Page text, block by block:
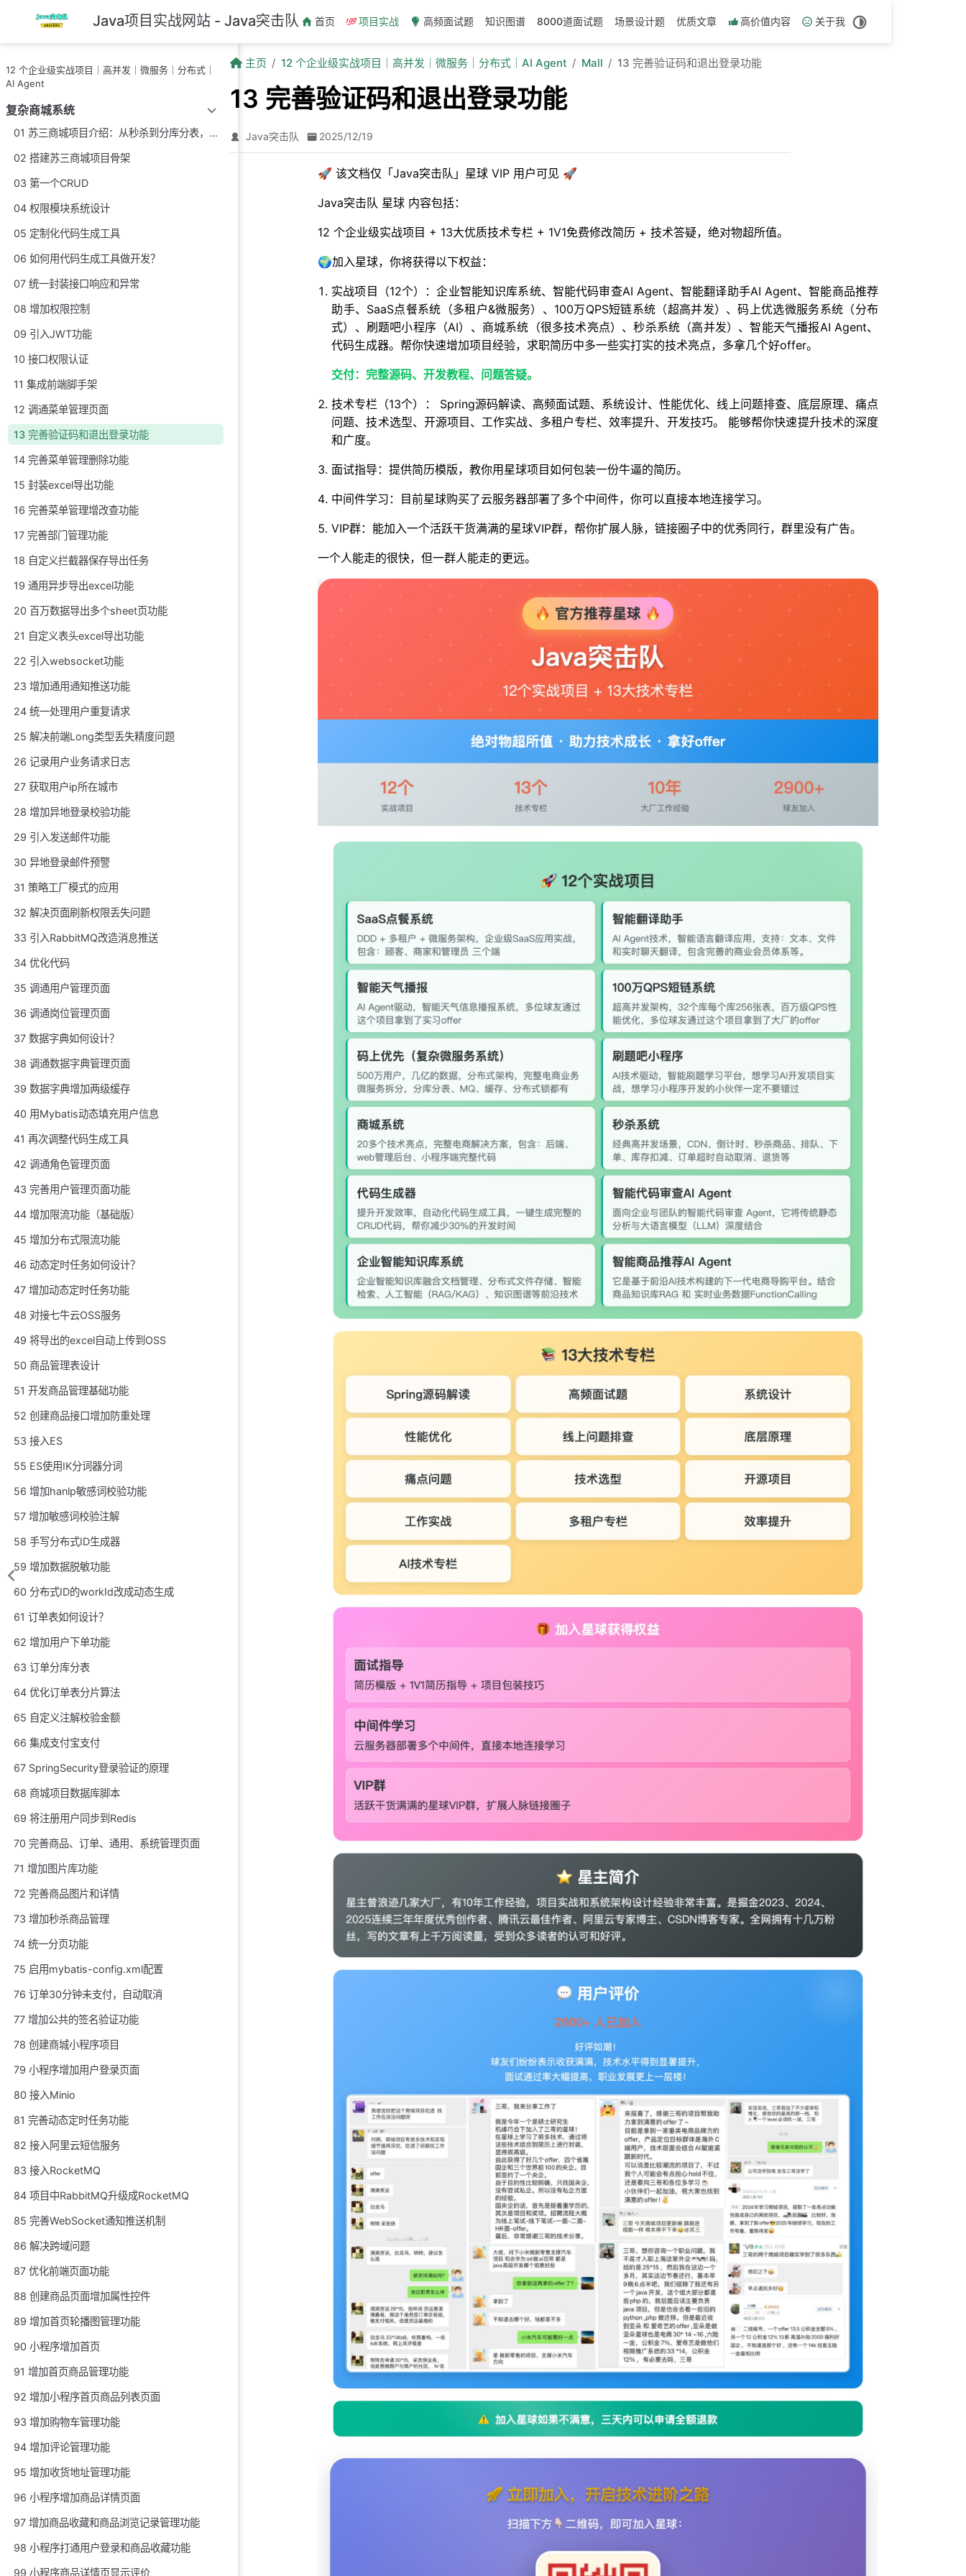
跳至主要內容 Java项目实战网站 - Java突击队 首页 项目实战 高频面试题 知识图谱 8000道面试题 场景设计题 优质文章 高价值内容 关于我
12 个企业级实战项目｜高并发｜微服务｜分布式｜
AI Agent
复杂商城系统
01 苏三商城项目介绍：从秒杀到分库分表，从可靠消息到可观测性的一体化工程实践
02 搭建苏三商城项目骨架
03 第一个CRUD
04 权限模块系统设计
05 定制化代码生成工具
06 如何用代码生成工具做开发？
07 统一封装接口响应和异常
08 增加权限控制
09 引入JWT功能
10 接口权限认证
11 集成前端脚手架
12 调通菜单管理页面
13 完善验证码和退出登录功能
14 完善菜单管理删除功能
15 封装excel导出功能
16 完善菜单管理增改查功能
17 完善部门管理功能
18 自定义拦截器保存导出任务
19 通用异步导出excel功能
20 百万数据导出多个sheet页功能
21 自定义表头excel导出功能
22 引入websocket功能
23 增加通用通知推送功能
24 统一处理用户重复请求
25 解决前端Long类型丢失精度问题
26 记录用户业务请求日志
27 获取用户ip所在城市
28 增加异地登录校验功能
29 引入发送邮件功能
30 异地登录邮件预警
31 策略工厂模式的应用
32 解决页面刷新权限丢失问题
33 引入RabbitMQ改造消息推送
34 优化代码
35 调通用户管理页面
36 调通岗位管理页面
37 数据字典如何设计？
38 调通数据字典管理页面
39 数据字典增加两级缓存
40 用Mybatis动态填充用户信息
41 再次调整代码生成工具
42 调通角色管理页面
43 完善用户管理页面功能
44 增加限流功能（基础版）
45 增加分布式限流功能
46 动态定时任务如何设计？
47 增加动态定时任务功能
48 对接七牛云OSS服务
49 将导出的excel自动上传到OSS
50 商品管理表设计
51 开发商品管理基础功能
52 创建商品接口增加防重处理
53 接入ES
55 ES使用IK分词器分词
56 增加hanlp敏感词校验功能
57 增加敏感词校验注解
58 手写分布式ID生成器
59 增加数据脱敏功能
60 分布式ID的workId改成动态生成
61 订单表如何设计？
62 增加用户下单功能
63 订单分库分表
64 优化订单表分片算法
65 自定义注解校验金额
66 集成支付宝支付
67 SpringSecurity登录验证的原理
68 商城项目数据库脚本
69 将注册用户同步到Redis
70 完善商品、订单、通用、系统管理页面
71 增加图片库功能
72 完善商品图片和详情
73 增加秒杀商品管理
74 统一分页功能
75 启用mybatis-config.xml配置
76 订单30分钟未支付，自动取消
77 增加公共的签名验证功能
78 创建商城小程序项目
79 小程序增加用户登录页面
80 接入Minio
81 完善动态定时任务功能
82 接入阿里云短信服务
83 接入RocketMQ
84 项目中RabbitMQ升级成RocketMQ
85 完善WebSocket通知推送机制
86 解决跨域问题
87 优化前端页面功能
88 创建商品页面增加属性控件
89 增加首页轮播图管理功能
90 小程序增加首页
91 增加首页商品管理功能
92 增加小程序首页商品列表页面
93 增加购物车管理功能
94 增加评论管理功能
95 增加收货地址管理功能
96 小程序增加商品详情页面
97 增加商品收藏和商品浏览记录管理功能
98 小程序打通用户登录和商品收藏功能
99 小程序商品详情页显示评价
主页 12 个企业级实战项目｜高并发｜微服务｜分布式｜AI Agent Mall 13 完善验证码和退出登录功能
13 完善验证码和退出登录功能
Java突击队 2025/12/19
🚀 该文档仅「Java突击队」星球 VIP 用户可见 🚀
Java突击队 星球 内容包括：
12 个企业级实战项目 + 13大优质技术专栏 + 1V1免费修改简历 + 技术答疑，绝对物超所值。
🌍加入星球，你将获得以下权益：
实战项目（12个）：企业智能知识库系统、智能代码审查AI Agent、智能翻译助手AI Agent、智能商品推荐
助手、SaaS点餐系统（多租户&微服务）、100万QPS短链系统（超高并发）、码上优选微服务系统（分布
式）、刷题吧小程序（AI）、商城系统（很多技术亮点）、秒杀系统（高并发）、智能天气播报AI Agent、
代码生成器。帮你快速增加项目经验，求职简历中多一些实打实的技术亮点，多拿几个好offer。
交付：完整源码、开发教程、问题答疑。
技术专栏（13个）： Spring源码解读、高频面试题、系统设计、性能优化、线上问题排查、底层原理、痛点
问题、技术选型、开源项目、工作实战、多租户专栏、效率提升、开发技巧。 能够帮你快速提升技术的深度
和广度。
面试指导：提供简历模版，教你用星球项目如何包装一份牛逼的简历。
中间件学习：目前星球购买了云服务器部署了多个中间件，你可以直接本地连接学习。
VIP群：能加入一个活跃干货满满的星球VIP群，帮你扩展人脉，链接圈子中的优秀同行，群里没有广告。
一个人能走的很快，但一群人能走的更远。